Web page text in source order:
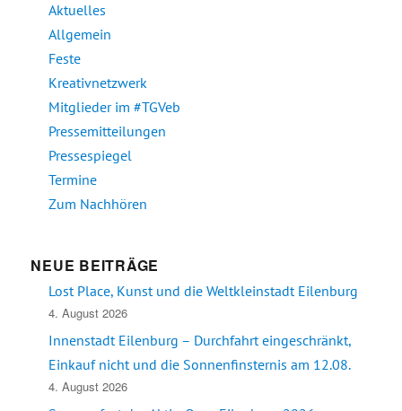
Aktuelles
Allgemein
Feste
Kreativnetzwerk
Mitglieder im #TGVeb
Pressemitteilungen
Pressespiegel
Termine
Zum Nachhören
NEUE BEITRÄGE
Lost Place, Kunst und die Weltkleinstadt Eilenburg
4. August 2026
Innenstadt Eilenburg – Durchfahrt eingeschränkt,
Einkauf nicht und die Sonnenfinsternis am 12.08.
4. August 2026